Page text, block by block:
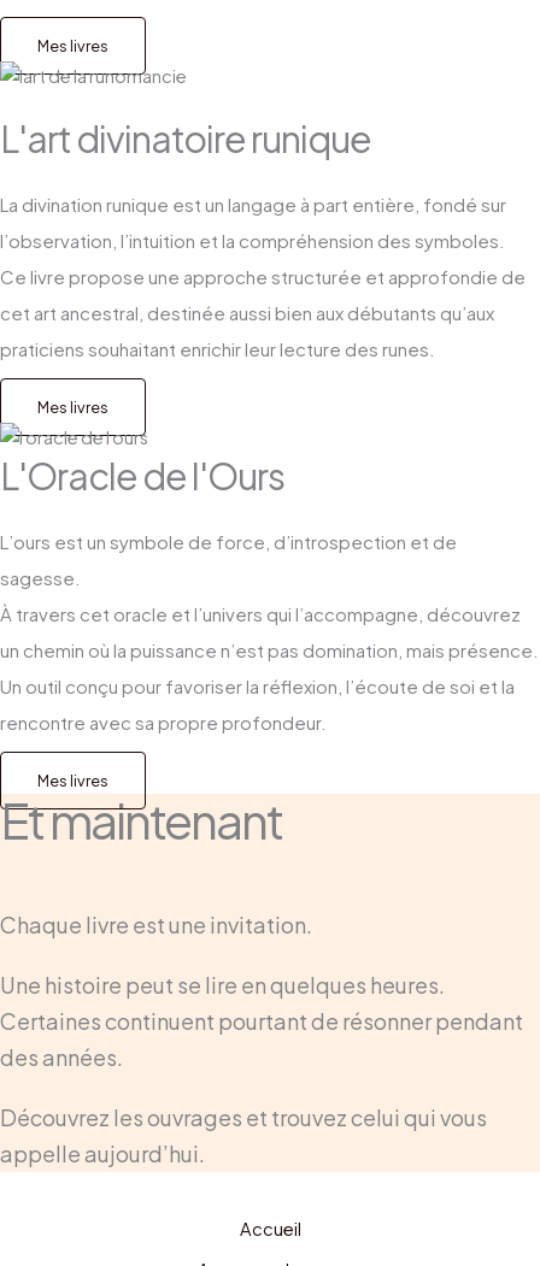
Mes livres
L'art divinatoire runique
La divination runique est un langage à part entière, fondé sur
l’observation, l’intuition et la compréhension des symboles.
Ce livre propose une approche structurée et approfondie de
cet art ancestral, destinée aussi bien aux débutants qu’aux
praticiens souhaitant enrichir leur lecture des runes.
Mes livres
L'Oracle de l'Ours
L’ours est un symbole de force, d’introspection et de
sagesse.
À travers cet oracle et l’univers qui l’accompagne, découvrez
un chemin où la puissance n’est pas domination, mais présence.
Un outil conçu pour favoriser la réflexion, l’écoute de soi et la
rencontre avec sa propre profondeur.
Mes livres
Et maintenant
Chaque livre est une invitation.
Une histoire peut se lire en quelques heures.
Certaines continuent pourtant de résonner pendant
des années.
Découvrez les ouvrages et trouvez celui qui vous
appelle aujourd’hui.
Accueil